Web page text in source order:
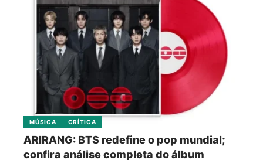
MÚSICA CRÍTICA
ARIRANG: BTS redefine o pop mundial;
confira análise completa do álbum